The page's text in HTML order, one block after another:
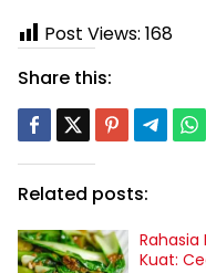
Post Views: 168
Share this:
Related posts:
Rahasia
Kuat: